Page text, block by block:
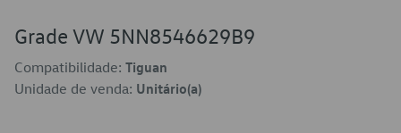
Grade VW 5NN8546629B9
Compatibilidade: Tiguan
Unidade de venda: Unitário(a)